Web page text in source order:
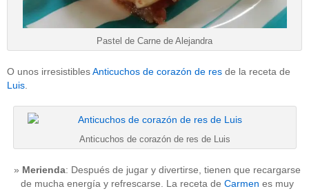
Pastel de Carne de Alejandra
O unos irresistiblesAnticuchos de corazón de res de la receta de
Luis.
Anticuchos de corazón de res de Luis
Merienda: Después de jugar y divertirse, tienen que recargarse
de mucha energía y refrescarse. La receta de Carmen es muy